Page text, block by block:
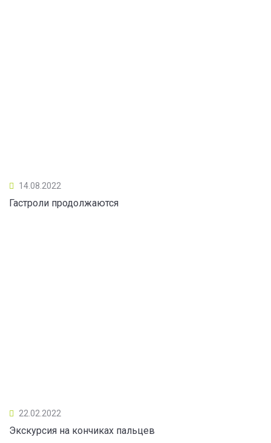
14.08.2022
Гастроли продолжаются
22.02.2022
Экскурсия на кончиках пальцев